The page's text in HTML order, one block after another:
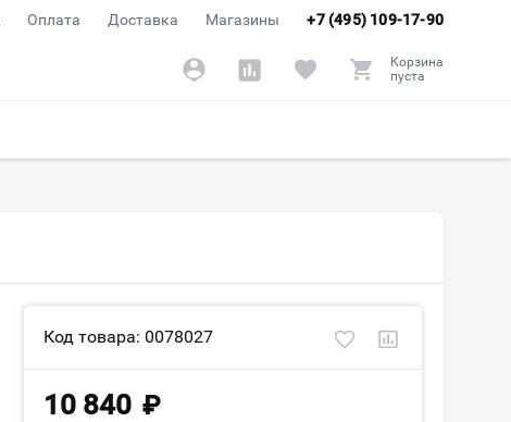
+7 (495) 109-17-90
Оплата Доставка Магазины
Корзина
пуста
Код товара: 0078027
10 840 ₽